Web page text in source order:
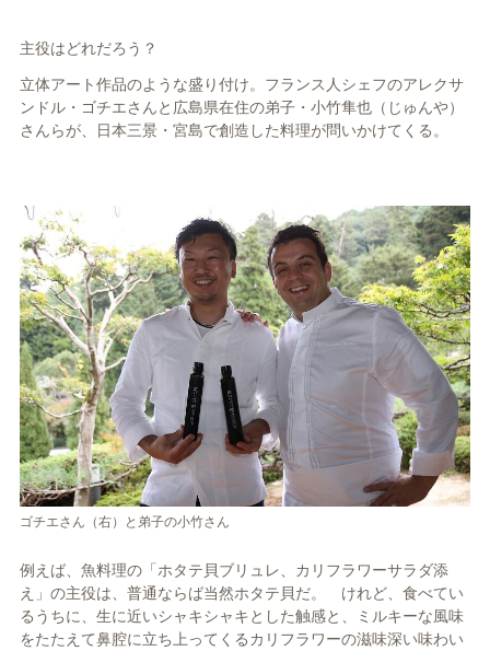
主役はどれだろう？
立体アート作品のような盛り付け。フランス人シェフのアレクサ
ンドル・ゴチエさんと広島県在住の弟子・小竹隼也（じゅんや）
さんらが、日本三景・宮島で創造した料理が問いかけてくる。
ゴチエさん（右）と弟子の小竹さん
例えば、魚料理の「ホタテ貝ブリュレ、カリフラワーサラダ添
え」の主役は、普通ならば当然ホタテ貝だ。 けれど、食べてい
るうちに、生に近いシャキシャキとした触感と、ミルキーな風味
をたたえて鼻腔に立ち上ってくるカリフラワーの滋味深い味わい